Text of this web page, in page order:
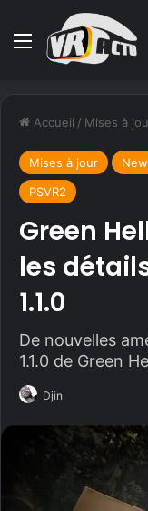
Menu
Accueil / Mises à
Mises à jour
PSVR2
Green
les
1.1.0
De nouvelles
1.1.0 de Green
Djin